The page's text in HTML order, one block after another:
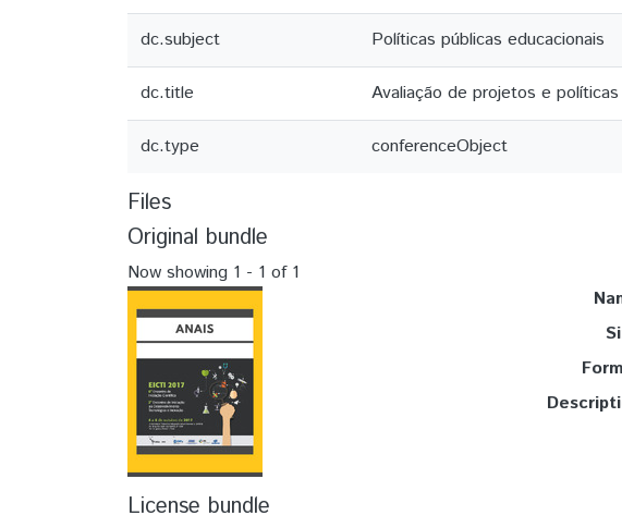
dc.subject Políticas públicas educacionais
dc.title Avaliação de projetos e
dc.type conferenceObject
Files
Original bundle
Now showing 1 - 1 of 1
License bundle